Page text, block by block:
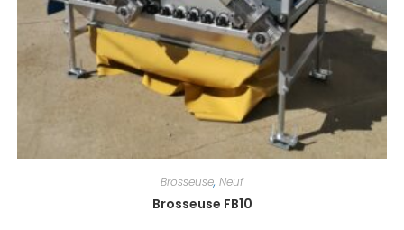
Brosseuse, Neuf
Brosseuse FB10